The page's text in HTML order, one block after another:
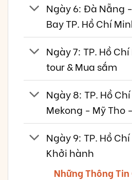
Ngày 6: Đà Nẵng
Bay TP. Hồ Chí
Ngày 7: TP. Hồ
tour & Mua sắm
Ngày 8: TP. Hồ
Mekong - Mỹ Tho
Ngày 9: TP. Hồ
Khởi hành
Những Thông Tin